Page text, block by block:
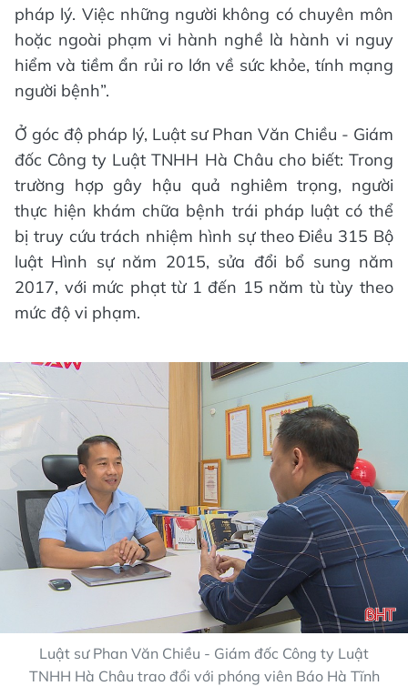
pháp lý. Việc những người không có chuyên môn
hoặc ngoài phạm vi hành nghề là hành vi nguy
hiểm và tiềm ẩn rủi ro lớn về sức khỏe, tính mạng
người bệnh”.
Ở góc độ pháp lý, Luật sư Phan Văn Chiều - Giám
đốc Công ty Luật TNHH Hà Châu cho biết: Trong
trường hợp gây hậu quả nghiêm trọng, người
thực hiện khám chữa bệnh trái pháp luật có thể
bị truy cứu trách nhiệm hình sự theo Điều 315 Bộ
luật Hình sự năm 2015, sửa đổi bổ sung năm
2017, với mức phạt từ 1 đến 15 năm tù tùy theo
mức độ vi phạm.
Luật sư Phan Văn Chiều - Giám đốc Công ty Luật
TNHH Hà Châu trao đổi với phóng viên Báo Hà Tĩnh